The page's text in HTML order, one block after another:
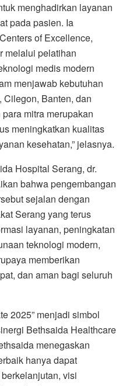
menghadirkan layanan
pada pasien. Ia
of Excellence,
melalui pelatihan
medis modern
menjawab kebutuhan
Cilegon, Banten, dan
mitra merupakan
meningkatkan kualitas
kesehatan,” jelasnya.
Hospital Serang, dr.
bahwa pengembangan
sejalan dengan
Serang yang terus
layanan, peningkatan
teknologi modern,
memberikan
dan aman bagi seluruh
2025” menjadi simbol
Bethsaida Healthcare
menegaskan
hanya dapat
visi